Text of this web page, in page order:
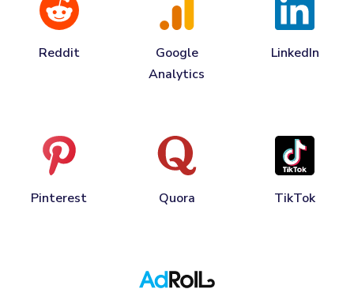
Reddit
Google
Analytics
LinkedIn
Pinterest Quora TikTok